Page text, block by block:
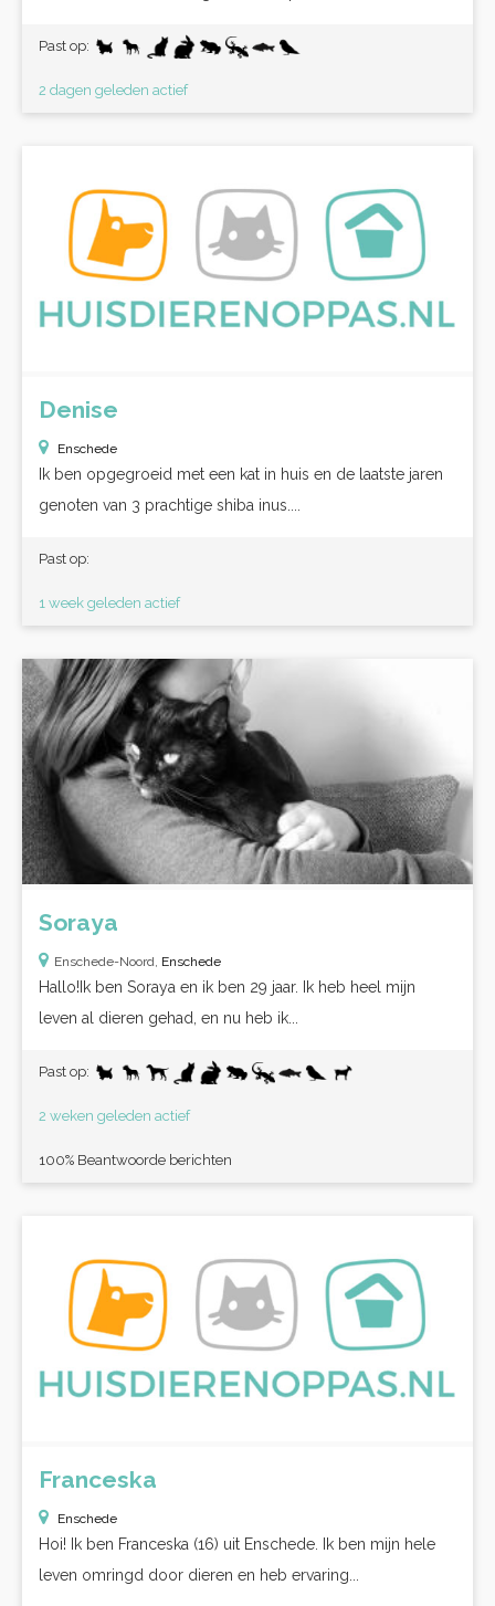
Past op:
2 dagen geleden actief
Denise
Enschede
Ik ben opgegroeid met een kat in huis en de laatste jaren
genoten van 3 prachtige shiba inus....
Past op:
1 week geleden actief
Soraya
Enschede-Noord, Enschede
Hallo!Ik ben Soraya en ik ben 29 jaar. Ik heb heel mijn
leven al dieren gehad, en nu heb ik...
Past op:
2 weken geleden actief
100% Beantwoorde berichten
Franceska
Enschede
Hoi! Ik ben Franceska (16) uit Enschede. Ik ben mijn hele
leven omringd door dieren en heb ervaring...